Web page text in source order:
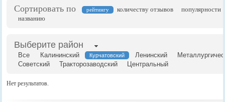
Сортировать по рейтингу количеству отзывов
популярности
названию
Выберите район
Все Калининский Курчатовский Ленинский
Советский
Тракторозаводский Центральный
Нет результатов.